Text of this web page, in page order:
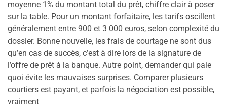
moyenne 1% du montant total du prêt, chiffre clair à poser
sur la table. Pour un montant forfaitaire, les tarifs oscillent
généralement entre 900 et 3 000 euros, selon complexité du
dossier. Bonne nouvelle, les frais de courtage ne sont dus
qu’en cas de succès, c’est à dire lors de la signature de
l’offre de prêt à la banque. Autre point, demander qui paie
quoi évite les mauvaises surprises. Comparer plusieurs
courtiers est payant, et parfois la négociation est possible,
vraiment